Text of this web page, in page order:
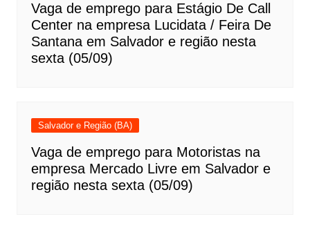
Vaga de emprego para Estágio De Call
Center na empresa Lucidata / Feira De
Santana em Salvador e região nesta
sexta (05/09)
Salvador e Região (BA)
Vaga de emprego para Motoristas na
empresa Mercado Livre em Salvador e
região nesta sexta (05/09)